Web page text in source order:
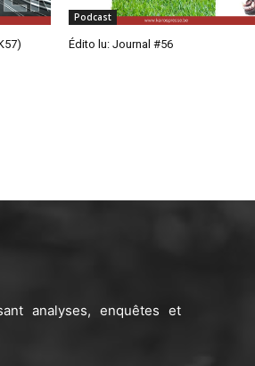
Podcast
Édito lu: Journal #56
analyses, enquêtes et